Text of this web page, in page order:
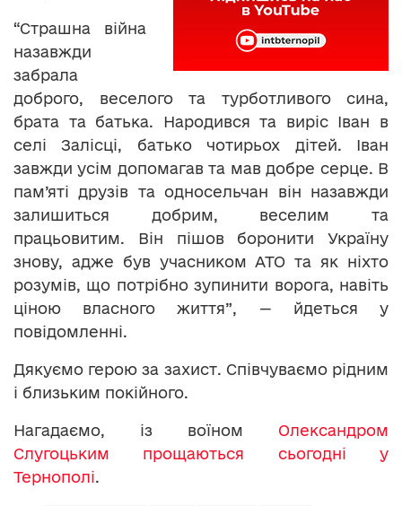
“Страшна війна
назавжди
забрала
доброго, веселого та турботливого сина,
брата та батька. Народився та виріс Іван в
селі Залісці, батько чотирьох дітей. Іван
завжди усім допомагав та мав добре серце. В
пам’яті друзів та односельчан він назавжди
залишиться добрим, веселим та
працьовитим. Він пішов боронити Україну
знову, адже був учасником АТО та як ніхто
розумів, що потрібно зупинити ворога, навіть
ціною власного життя”, — йдеться у
повідомленні.
Дякуємо герою за захист. Співчуваємо рідним
і близьким покійного.
Нагадаємо, із воїном Олександром
Слугоцьким прощаються сьогодні у
Тернополі.